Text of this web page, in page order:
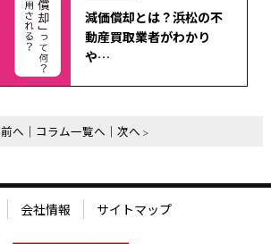
減価償却とは？浜松の不
動産買取業者がわかり
や…
前へ コラム一覧へ 次へ
会社情報 サイトマップ